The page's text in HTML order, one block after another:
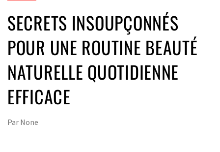
SECRETS INSOUPÇONNÉS
POUR UNE ROUTINE BEAUTÉ
NATURELLE QUOTIDIENNE
EFFICACE
Par None